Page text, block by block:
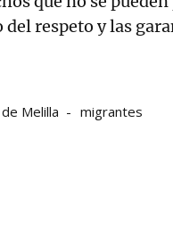
respeto y las
Melilla migrantes